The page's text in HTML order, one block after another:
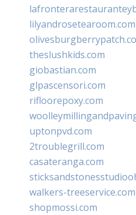
lilyandrosetearoom.com
theslushkids.com
giobastian.com
glpascensori.com
rifloorepoxy.com
uptonpvd.com
2troublegrill.com
casateranga.com
walkers-treeservice.com
shopmossi.com